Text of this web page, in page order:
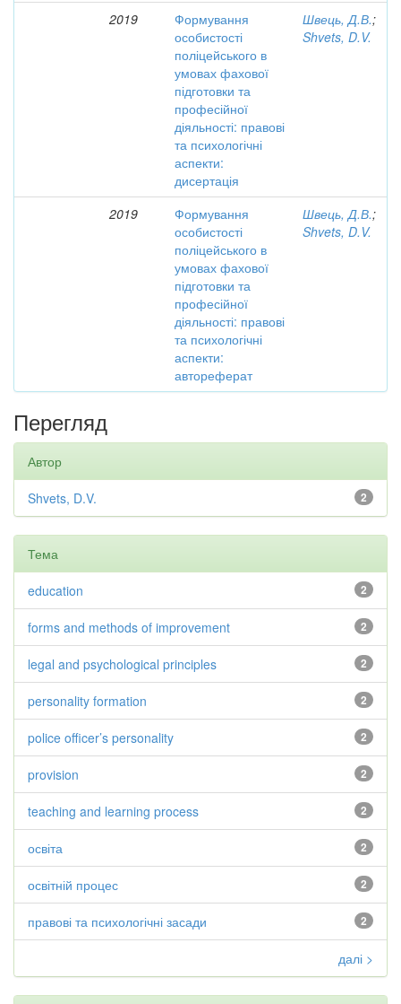
2019
Формування
особистості
поліцейського в
умовах фахової
підготовки та
професійної
діяльності: правові
та психологічні
аспекти:
дисертація
Швець, Д.В.;
Shvets, D.V.
2019
Формування
особистості
поліцейського в
умовах фахової
підготовки та
професійної
діяльності: правові
та психологічні
аспекти:
автореферат
Швець, Д.В.;
Shvets, D.V.
Перегляд
Автор
2
Shvets, D.V.
Тема
2
education
2
forms and methods of improvement
2
legal and psychological principles
2
personality formation
2
police officer’s personality
2
provision
2
teaching and learning process
2
освіта
2
освітній процес
2
правові та психологічні засади
далі >